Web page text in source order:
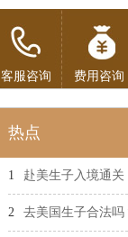
客服咨询 费用咨询
热点
赴美生子入境通关
去美国生子合法吗